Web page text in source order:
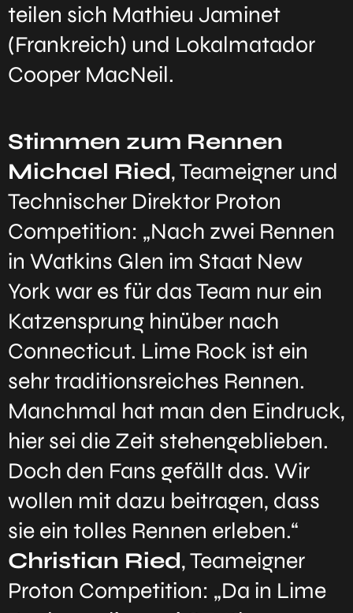
teilen sich Mathieu Jaminet
(Frankreich) und Lokalmatador
Cooper MacNeil.
Stimmen zum Rennen
Michael Ried, Teameigner und
Technischer Direktor Proton
Competition: „Nach zwei Rennen
in Watkins Glen im Staat New
York war es für das Team nur ein
Katzensprung hinüber nach
Connecticut. Lime Rock ist ein
sehr traditionsreiches Rennen.
Manchmal hat man den Eindruck,
hier sei die Zeit stehengeblieben.
Doch den Fans gefällt das. Wir
wollen mit dazu beitragen, dass
sie ein tolles Rennen erleben.“
Christian Ried, Teameigner
Proton Competition: „Da in Lime